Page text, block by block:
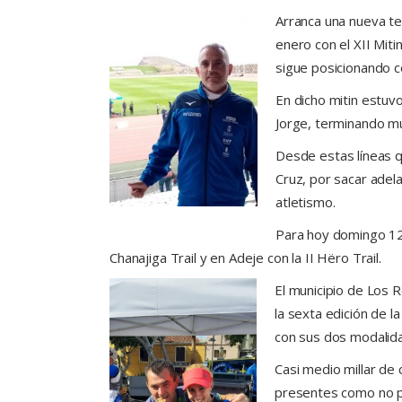
Arranca una nueva
enero con el XII
sigue posicionando
En dicho mitin
Jorge, terminando
Desde estas líneas
Cruz, por sacar
atletismo.
Para hoy domingo
Chanajiga Trail y en Adeje con la II Hëro Trail.
El municipio de Los
la sexta edición de
con sus dos
Casi medio millar
presentes como no